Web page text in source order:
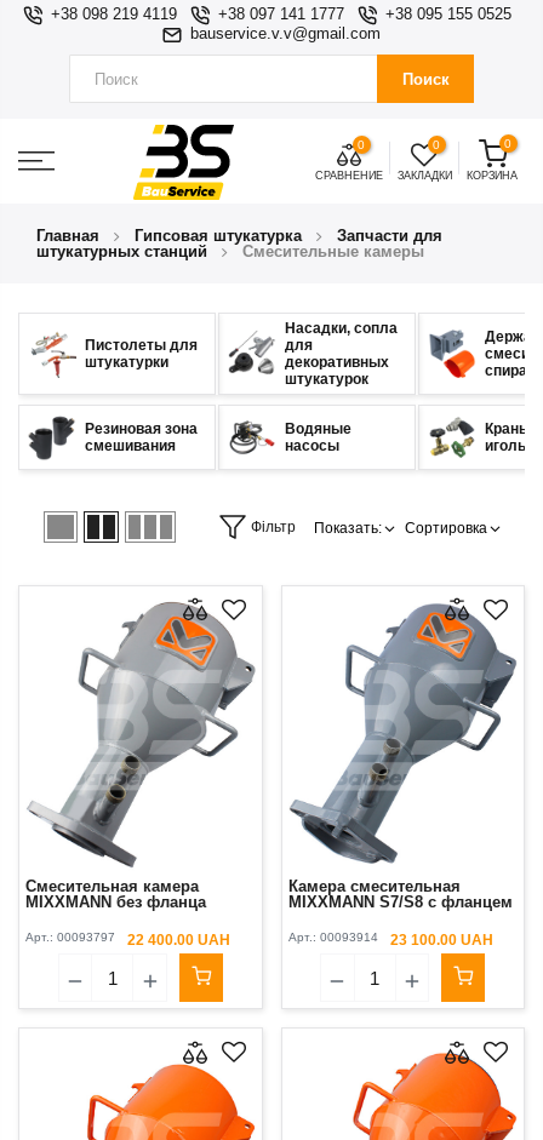
+38 098 219 4119 +38 097 141 1777
+38 095 155 0525
bauservice.v.v@gmail.com
Поиск
0
СРАВНЕНИЕ
0
ЗАКЛАДКИ
0
КОРЗИНА
Главная Гипсовая штукатурка
Запчасти для
штукатурных станций
Смесительные камеры
Пистолеты для
штукатурки
Насадки, сопла
для
декоративных
штукатурок
Резиновая зона
смешивания
Водяные
насосы
Краны
Фільтр Показать: Сортировка
Смесительная камера
MIXXMANN без фланца
Арт.: 00093797 22 400.00 UAH
Камера смесительная
MIXXMANN S7/S8 с фланцем
Арт.: 00093914 23 100.00 UAH